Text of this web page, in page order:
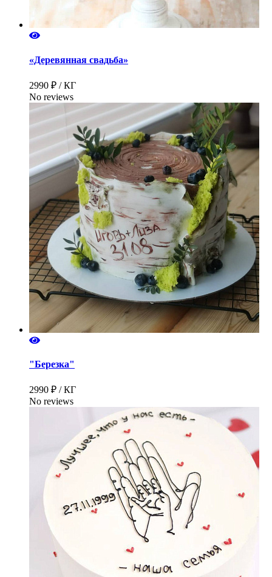
«Деревянная свадьба»
2990 ₽ / КГ
No reviews
"Березка"
2990 ₽ / КГ
No reviews